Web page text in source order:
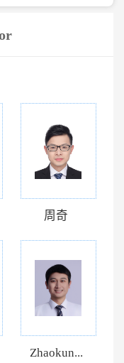
周奇
Zhaokun...